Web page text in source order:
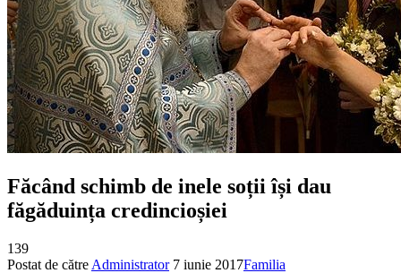
Făcând schimb de inele soții își dau
făgăduința credincioșiei
139
Postat de către Administrator 7 iunie 2017Familia